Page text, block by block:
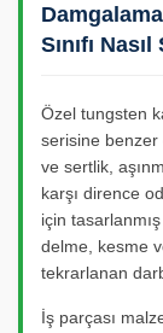
Sınıfı
Özel tungsten
serisine benzer
ve sertlik,
karşı dirence
için
delme, kesme
tekrarlanan
İş parçası